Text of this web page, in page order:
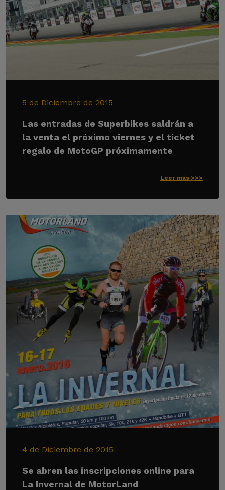
5 de Diciembre de 2015
Las entradas de Superbikes saldrán a
la venta el próximo viernes y el ticket
regalo de MotoGP próximamente
Leer más >>>
4 de Diciembre de 2015
Se abren las inscripciones online para
La Invernal de MotorLand